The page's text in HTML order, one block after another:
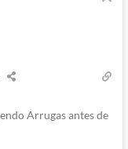
Arrugas antes de